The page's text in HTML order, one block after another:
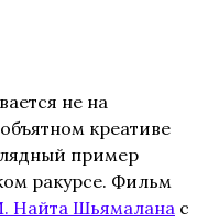
не на
креативе
пример
ракурсе. Фильм
Найта Шьямалана с